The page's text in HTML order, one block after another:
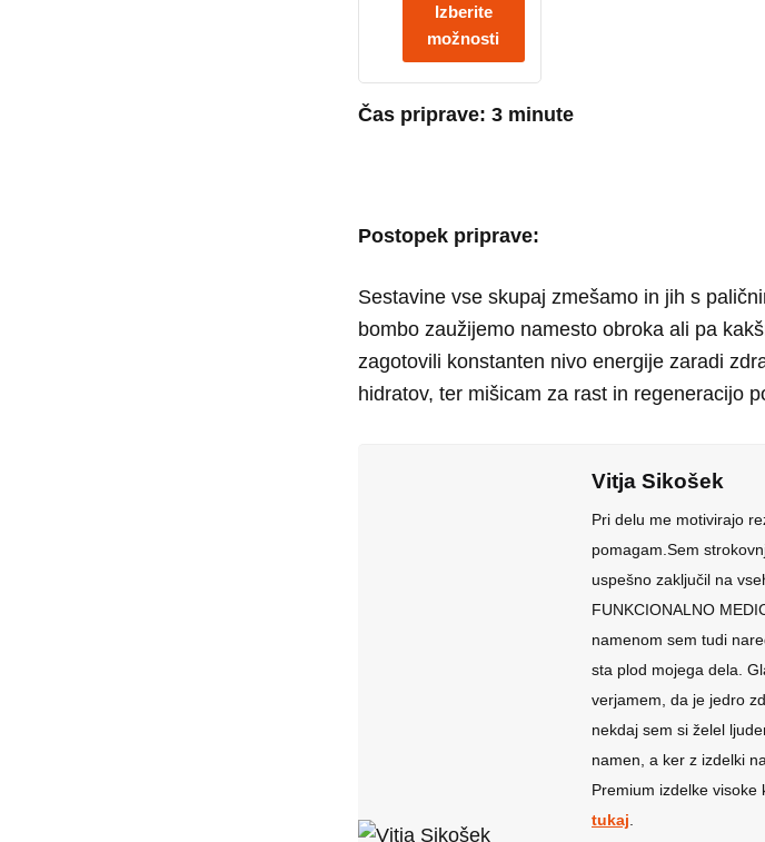
Izberite
možnosti
Čas priprave: 3 minute
Postopek priprave:
Sestavine vse skupaj zmešamo in jih s
bombo zaužijemo namesto obroka ali pa
zagotovili konstanten nivo energije zaradi
hidratov, ter mišicam za rast in regeneracijo
Vitja Sikošek
Pri delu me motivirajo
pomagam.Sem
uspešno zaključil na
FUNKCIONALNO
namenom sem tudi
sta plod mojega dela.
verjamem, da je jedro
nekdaj sem si želel
namen, a ker z izdelki
Premium izdelke visoke
tukaj